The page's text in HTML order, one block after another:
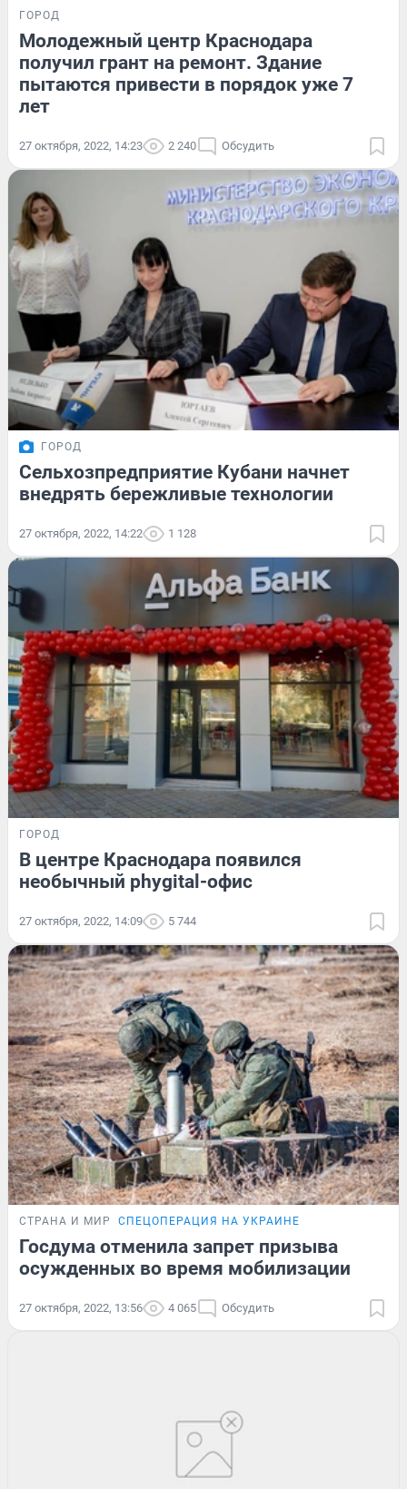
ГОРОД
Молодежный центр Краснодара
получил грант на ремонт. Здание
пытаются привести в порядок уже 7
лет
27 октября, 2022, 14:23 2 240 Обсудить
ГОРОД
Сельхозпредприятие Кубани начнет
внедрять бережливые технологии
27 октября, 2022, 14:22 1 128
ГОРОД
В центре Краснодара появился
необычный phygital-офис
27 октября, 2022, 14:09 5 744
СТРАНА И МИР СПЕЦОПЕРАЦИЯ НА УКРАИНЕ
Госдума отменила запрет призыва
осужденных во время мобилизации
27 октября, 2022, 13:56 4 065 Обсудить